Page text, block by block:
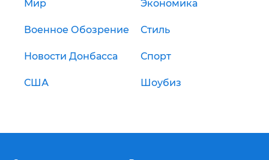
Мир Экономика
Военное Обозрение Стиль
Новости Донбасса Спорт
США Шоубиз